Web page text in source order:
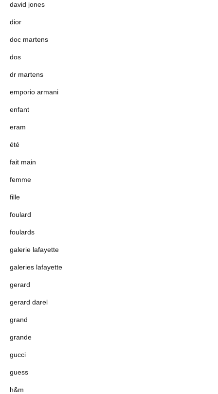
david jones
dior
doc martens
dos
dr martens
emporio armani
enfant
eram
été
fait main
femme
fille
foulard
foulards
galerie lafayette
galeries lafayette
gerard
gerard darel
grand
grande
gucci
guess
h&m